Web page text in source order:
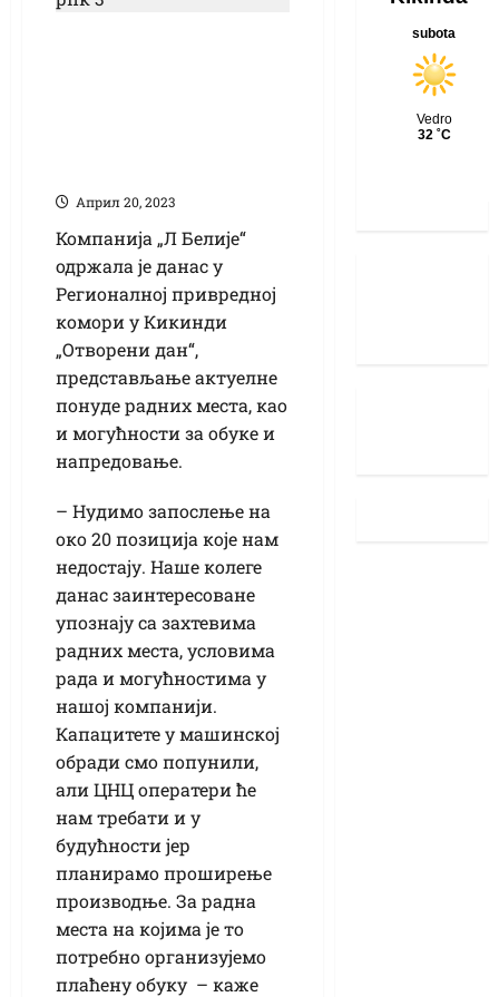
Април 20, 2023
Компанија „Л Белије“
одржала је данас у
Регионалној привредној
комори у Кикинди
„Отворени дан“,
представљање актуелне
понуде радних места, као
и могућности за обуке и
напредовање.
– Нудимо запослење на
око 20 позиција које нам
недостају. Наше колеге
данас заинтересоване
упознају са захтевима
радних места, условима
рада и могућностима у
нашој компанији.
Капацитете у машинској
обради смо попунили,
али ЦНЦ оператери ће
нам требати и у
будућности јер
планирамо проширење
производње. За радна
места на којима је то
потребно организујемо
плаћену обуку – каже